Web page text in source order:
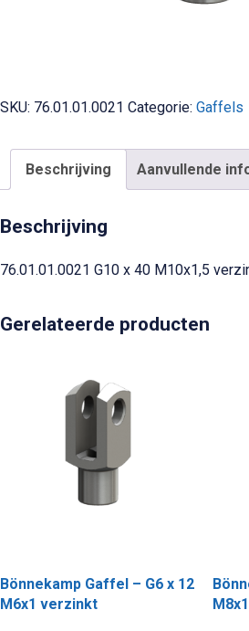
SKU: 76.01.01.0021 Categorie: Gaffels
Beschrijving Aanvullende
Beschrijving
76.01.01.0021 G10 x 40 M10x1,5
Gerelateerde producten
Bönnekamp Gaffel – G6 x 12
M6x1 verzinkt